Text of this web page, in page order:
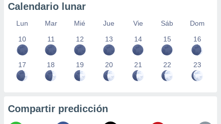
Calendario lunar
Lun Mar Mié Jue Vie Sáb
Dom
10
11 12 13 14 15 16
17 18 19 20 21 22 23
Compartir predicción